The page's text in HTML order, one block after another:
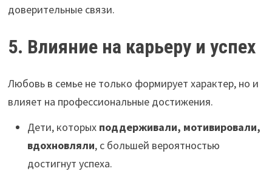
доверительные связи.
5. Влияние на карьеру и успех
Любовь в семье не только формирует характер, но и
влияет на профессиональные достижения.
Дети, которых поддерживали, мотивировали,
вдохновляли, с большей вероятностью
достигнут успеха.